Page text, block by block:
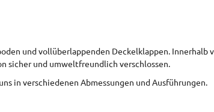
und vollüberlappenden Deckelklappen.
sicher und umweltfreundlich verschlossen.
in verschiedenen Abmessungen und Ausführungen.